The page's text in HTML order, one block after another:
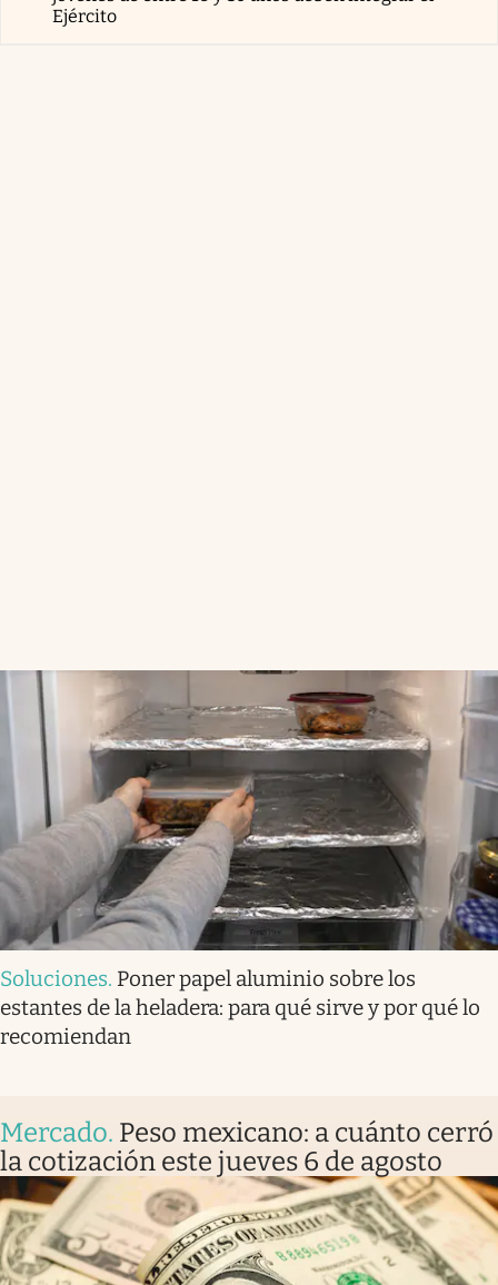
Ejército
Soluciones. Poner papel aluminio sobre los
estantes de la heladera: para qué sirve y por qué lo
recomiendan
Mercado. Peso mexicano: a cuánto cerró
la cotización este jueves 6 de agosto